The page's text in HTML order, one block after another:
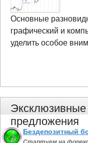
Основные
графический и
уделить особое
Эксклюзивные
предложения
Бездепозитный